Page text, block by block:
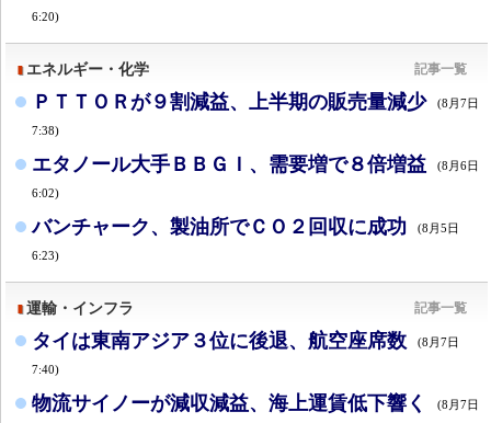
6:20)
エネルギー・化学 記事一覧
ＰＴＴＯＲが９割減益、上半期の販売量減少 (8月7日
7:38)
エタノール大手ＢＢＧＩ、需要増で８倍増益 (8月6日
6:02)
バンチャーク、製油所でＣＯ２回収に成功 (8月5日
6:23)
運輸・インフラ 記事一覧
タイは東南アジア３位に後退、航空座席数 (8月7日
7:40)
物流サイノーが減収減益、海上運賃低下響く (8月7日